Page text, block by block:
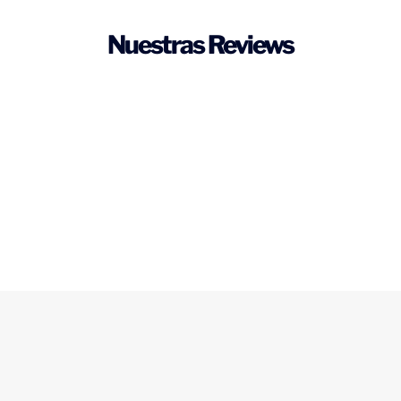
Nuestras Reviews